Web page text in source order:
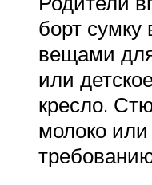
борт сумку
вещами
или
кресло.
молоко или